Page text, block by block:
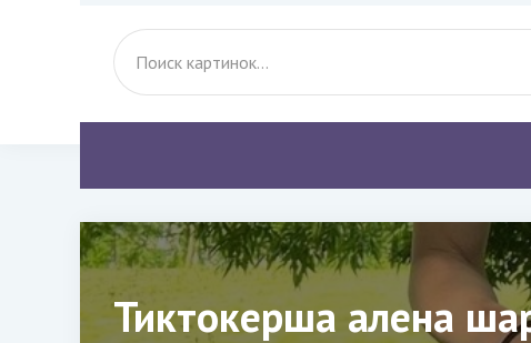
Тиктокерша алена